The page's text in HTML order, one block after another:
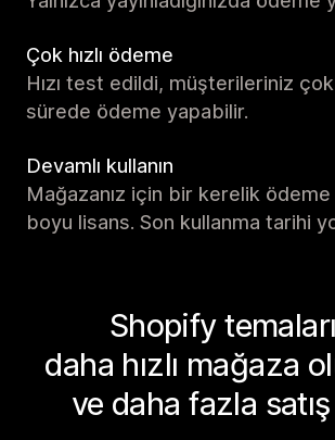
Çok hızlı ödeme
Hızı test edildi, müşterileriniz
sürede ödeme yapabilir.
Devamlı kullanın
Mağazanız için bir kerelik
boyu lisans. Son kullanma tarihi
Shopify
daha hızlı mağaza
ve daha fazla satış